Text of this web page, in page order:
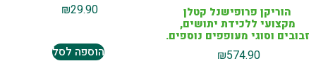
הוריקן פרופישנל קטלן
מקצועי ללכידת יתושים,
זבובים וסוגי מעופפים נוספים.
₪574.90
₪29.90
הוספה לסל